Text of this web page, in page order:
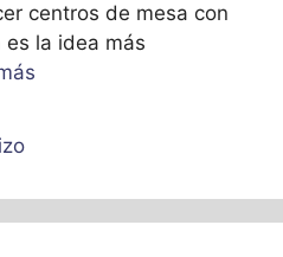
centros de mesa con
la idea más